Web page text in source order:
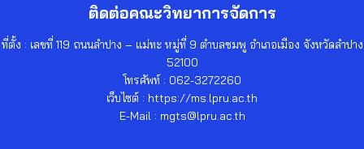
ติดต่อคณะวิทยาการจัดการ
ที่ตั้ง : เลขที่ 119 ถนนลำปาง – แม่ทะ หมู่ที่ 9 ตำบลชมพู อำเภอเมือง จังหวัดลำปาง
52100
โทรศัพท์ : 062-3272260
เว็บไซต์ : https://ms.lpru.ac.th
E-Mail : mgts@lpru.ac.th